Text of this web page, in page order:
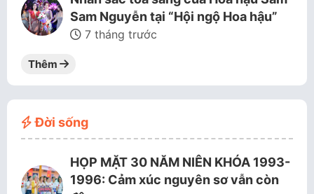
Sam Nguyễn tại “Hội ngộ Hoa hậu”
7 tháng trước
Thêm
Đời sống
HỌP MẶT 30 NĂM NIÊN KHÓA 1993-
1996: Cảm xúc nguyên sơ vẫn còn